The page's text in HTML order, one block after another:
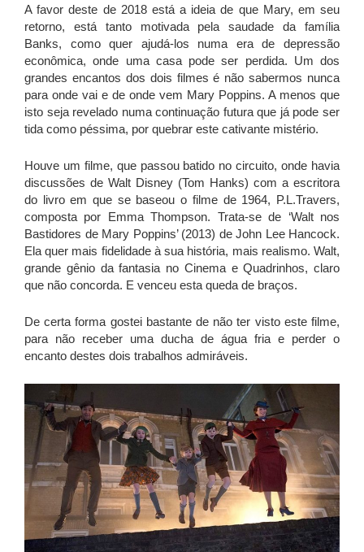
A favor deste de 2018 está a ideia de que Mary, em seu
retorno, está tanto motivada pela saudade da família
Banks, como quer ajudá-los numa era de depressão
econômica, onde uma casa pode ser perdida. Um dos
grandes encantos dos dois filmes é não sabermos nunca
para onde vai e de onde vem Mary Poppins. A menos que
isto seja revelado numa continuação futura que já pode ser
tida como péssima, por quebrar este cativante mistério.
Houve um filme, que passou batido no circuito, onde havia
discussões de Walt Disney (Tom Hanks) com a escritora
do livro em que se baseou o filme de 1964, P.L.Travers,
composta por Emma Thompson. Trata-se de ‘Walt nos
Bastidores de Mary Poppins’ (2013) de John Lee Hancock.
Ela quer mais fidelidade à sua história, mais realismo. Walt,
grande gênio da fantasia no Cinema e Quadrinhos, claro
que não concorda. E venceu esta queda de braços.
De certa forma gostei bastante de não ter visto este filme,
para não receber uma ducha de água fria e perder o
encanto destes dois trabalhos admiráveis.